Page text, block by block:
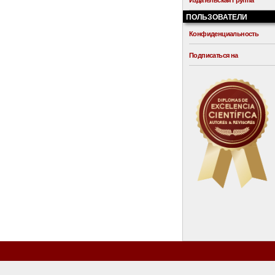
ПОЛЬЗОВАТЕЛИ
Конфиденциальность
Подписаться на